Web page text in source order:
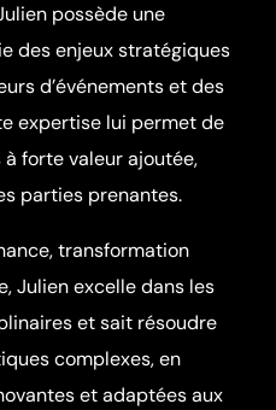
possède une
des enjeux stratégiques
d’événements et des
expertise lui permet de
forte valeur ajoutée,
parties prenantes.
transformation
Julien excelle dans les
et sait résoudre
complexes, en
et adaptées aux